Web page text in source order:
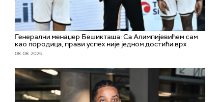
Генерални менаџер Бешикташа: Са Алимпијевићем сам
као породица, прави успех није једном достићи врх
08. 08. 2026.